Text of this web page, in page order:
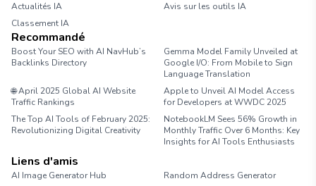
Actualités IA
Avis sur les outils IA
Classement IA
Recommandé
Boost Your SEO with AI NavHub’s
Backlinks Directory
Gemma Model Family Unveiled at
Google I/O: From Mobile to Sign
Language Translation
🌐 April 2025 Global AI Website
Traffic Rankings
Apple to Unveil AI Model Access
for Developers at WWDC 2025
The Top AI Tools of February 2025:
Revolutionizing Digital Creativity
NotebookLM Sees 56% Growth in
Monthly Traffic Over 6 Months: Key
Insights for AI Tools Enthusiasts
Liens d'amis
AI Image Generator Hub
Random Address Generator